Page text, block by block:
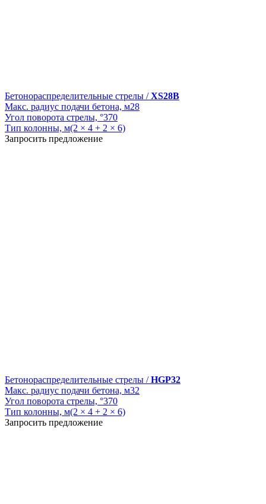
Бетонораспределительные стрелы /XS28B
Макс. радиус подачи бетона, м28
Угол поворота стрелы, °370
Тип колонны, м(2 × 4 + 2 × 6)
Запросить предложение
Бетонораспределительные стрелы /HGP32
Макс. радиус подачи бетона, м32
Угол поворота стрелы, °370
Тип колонны, м(2 × 4 + 2 × 6)
Запросить предложение